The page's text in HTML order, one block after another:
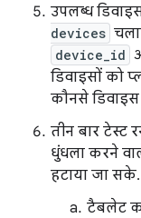
उपलब्ध
devices
device_id
डिवाइसों को
कौनसे
तीन बार टेस्ट
धुंधला करने
हटाया जा सके.
टैबलेट